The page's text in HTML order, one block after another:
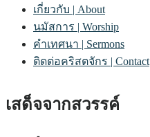
เกี่ยวกับ | About
นมัสการ | Worship
คำเทศนา | Sermons
ติดต่อคริสตจักร | Contact
เสด็จจากสวรรค์